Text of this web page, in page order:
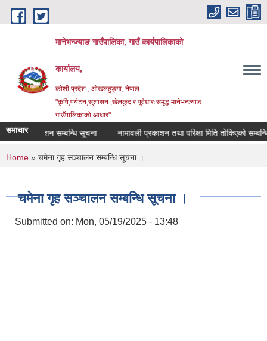
Skip to main content
मानेभन्ज्याङ गाउँपालिका, गाउँ कार्यपालिकाको
कार्यालय,
कोशी प्रदेश , ओखलढुङ्गा, नेपाल
"कृषि,पर्यटन,सुशासन ,खेलकुद र पूर्वधारःसमृद्ध मानेभन्ज्याङ
गाउँपालिकाको आधार"
समाचारप्रकाशन सम्बन्धि सूचना नामावली प्रकाशन तथा परिक्षा मिति तोकिएको सम्बन्धि
You are here
Home » चमेना गृह सञ्चालन सम्बन्धि सूचना ।
चमेना गृह सञ्चालन सम्बन्धि सूचना ।
Submitted on: Mon, 05/19/2025 - 13:48